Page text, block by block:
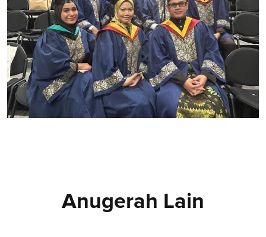
Anugerah Lain